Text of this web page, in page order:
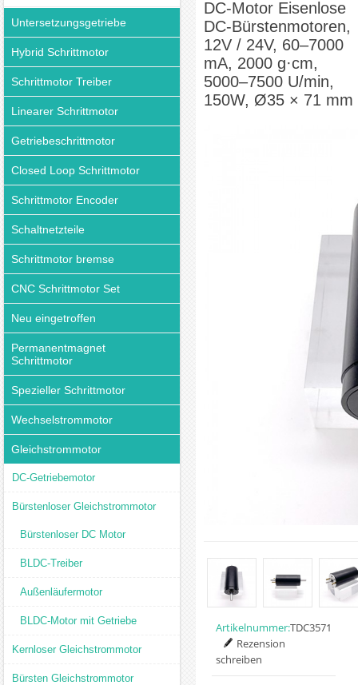
Untersetzungsgetriebe
Hybrid Schrittmotor
Schrittmotor Treiber
Linearer Schrittmotor
Getriebeschrittmotor
Closed Loop Schrittmotor
Schrittmotor Encoder
Schaltnetzteile
Schrittmotor bremse
CNC Schrittmotor Set
Neu eingetroffen
Permanentmagnet
Schrittmotor
Spezieller Schrittmotor
Wechselstrommotor
Gleichstrommotor
DC-Getriebemotor
Bürstenloser Gleichstrommotor
Bürstenloser DC Motor
BLDC-Treiber
Außenläufermotor
BLDC-Motor mit Getriebe
Kernloser Gleichstrommotor
Bürsten Gleichstrommotor
DC-Motor Eisenlose
DC-Bürstenmotoren,
12V / 24V, 60–7000
mA, 2000 g·cm,
5000–7500 U/min,
150W, Ø35 × 71 mm
Artikelnummer:TDC3571
Rezension
schreiben